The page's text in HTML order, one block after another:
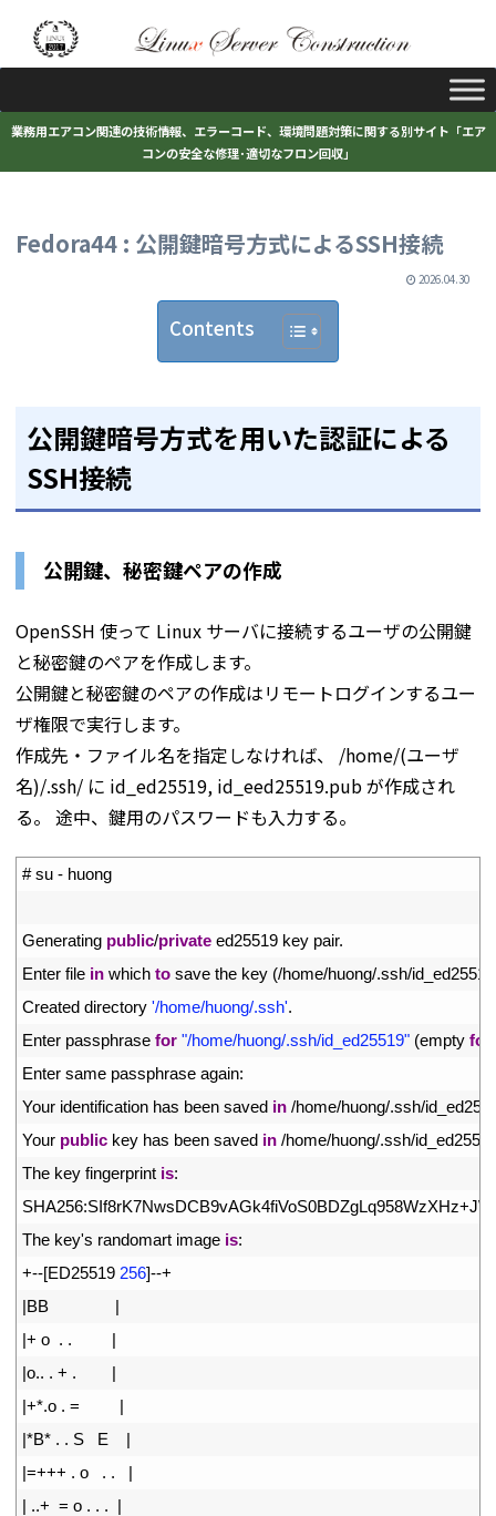
業務用エアコン関連の技術情報、エラーコード、環境問題対策に関する別サイト「エア
コンの安全な修理･適切なフロン回収」
Fedora44 : 公開鍵暗号方式によるSSH接続
2026.04.30
Contents
公開鍵暗号方式を用いた認証による
SSH接続
公開鍵、秘密鍵ペアの作成
OpenSSH 使って Linux サーバに接続するユーザの公開鍵
と秘密鍵のペアを作成します。
公開鍵と秘密鍵のペアの作成はリモートログインするユー
ザ権限で実行します。
作成先・ファイル名を指定しなければ、 /home/(ユーザ
名)/.ssh/ に id_ed25519, id_eed25519.pub が作成され
る。 途中、鍵用のパスワードも入力する。
# su - huong
Generating public/private ed25519 key pair.
Enter file in which to save the key (/home/huong/.ssh/id_ed25519
Created directory '/home/huong/.ssh'.
Enter passphrase for "/home/huong/.ssh/id_ed25519" (empty for
Enter same passphrase again:
Your identification has been saved in /home/huong/.ssh/
Your public key has been saved in /home/huong/.ssh/
The key fingerprint is:
SHA256:SIf8rK7NwsDCB9vAGk4fiVoS0BDZgLq958WzXHz+
The key's randomart image is:
+--[ED25519 256]--+
|BB
|
|+ o . .
|
|o.. . + .
|
|+*.o . =
|
|*B* . . S E
|
|=+++ . o . .
|
| ..+ = o . . . |